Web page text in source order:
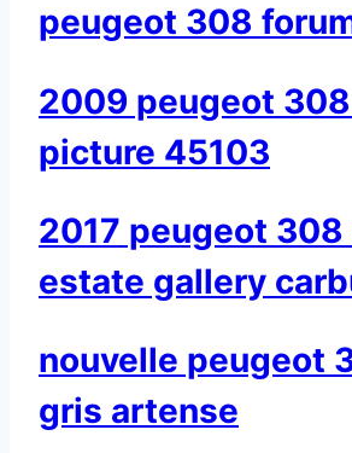
peugeot 308
2009 peugeot
picture 45103
2017 peugeot 308
estate gallery
nouvelle peugeot
gris artense